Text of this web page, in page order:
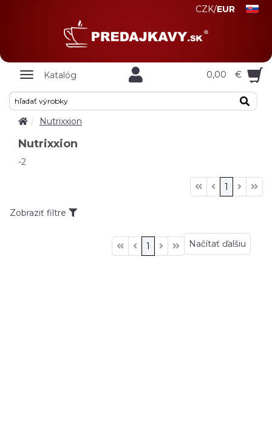
CZK/EUR
Zobrazit
Katalóg 0,00 €
Nutrixxion
Nutrixxion
-2
1
Zobraziť filtre
Načítať ďalšiu
1